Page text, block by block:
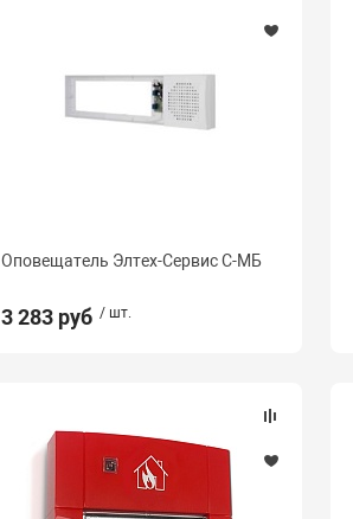
Оповещатель Элтех-Сервис С-МБ
3 283 руб / шт.